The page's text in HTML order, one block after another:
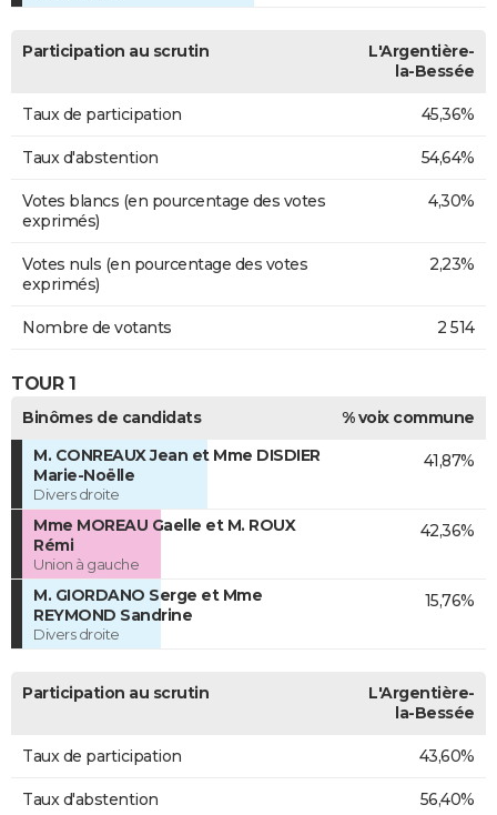
Participation au scrutin
L'Argentière-
la-Bessée
Taux de participation 45,36%
Taux d'abstention 54,64%
Votes blancs (en pourcentage des votes
exprimés)
4,30%
Votes nuls (en pourcentage des votes
exprimés)
2,23%
Nombre de votants 2 514
TOUR 1
Binômes de candidats
% voix commune
M. CONREAUX Jean et Mme DISDIER
Marie-Noëlle
Divers droite
41,87%
Mme MOREAU Gaelle et M. ROUX
Rémi
Union à gauche
42,36%
M. GIORDANO Serge et Mme
REYMOND Sandrine
Divers droite
15,76%
Participation au scrutin
L'Argentière-
la-Bessée
Taux de participation 43,60%
Taux d'abstention 56,40%